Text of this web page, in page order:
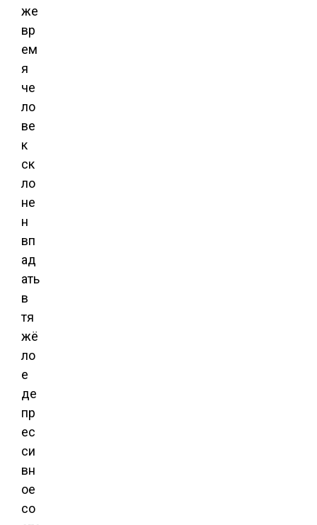
же
вр
ем
я
че
ло
ве
к
ск
ло
не
н
вп
ад
ать
в
тя
жё
ло
е
де
пр
ес
си
вн
ое
со